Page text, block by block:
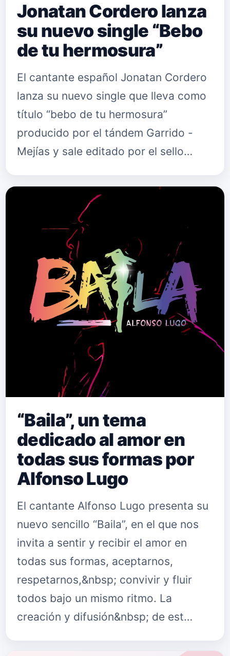
Jonatan Cordero lanza
su nuevo single “Bebo
de tu hermosura”
El cantante español Jonatan Cordero
lanza su nuevo single que lleva como
título “bebo de tu hermosura”
producido por el tándem Garrido -
Mejías y sale editado por el sello
tu hermosura” es el primer adelan…
“Baila”, un tema
dedicado al amor en
todas sus formas por
Alfonso Lugo
El cantante Alfonso Lugo presenta su
nuevo sencillo “Baila”, en el que nos
invita a sentir y recibir el amor en
todas sus formas, aceptarnos,
respetarnos,&nbsp; convivir y fluir
todos bajo un mismo ritmo. La
creación y difusión&nbsp; de est…